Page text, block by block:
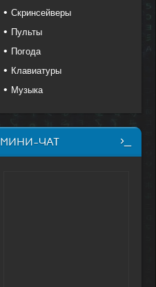
Скринсейверы
Пульты
Погода
Клавиатуры
Музыка
МИНИ-ЧАТ